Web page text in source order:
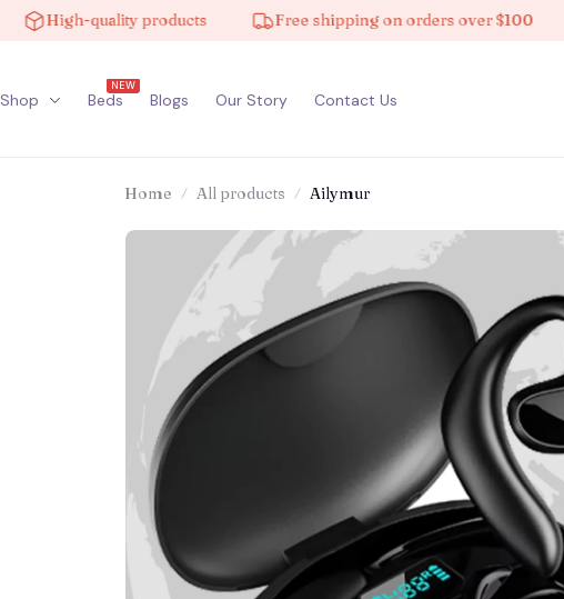
High-quality products Free shipping on orders over $100
Shop Beds
NEW
Blogs Our Story Contact Us
Home All products Ailymur